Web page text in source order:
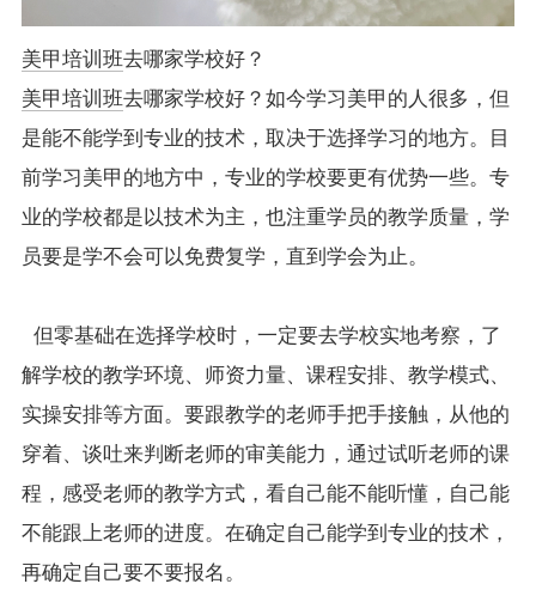
美甲培训班去哪家学校好？
美甲培训班去哪家学校好？如今学习美甲的人很多，但
是能不能学到专业的技术，取决于选择学习的地方。目
前学习美甲的地方中，专业的学校要更有优势一些。专
业的学校都是以技术为主，也注重学员的教学质量，学
员要是学不会可以免费复学，直到学会为止。
但零基础在选择学校时，一定要去学校实地考察，了
解学校的教学环境、师资力量、课程安排、教学模式、
实操安排等方面。要跟教学的老师手把手接触，从他的
穿着、谈吐来判断老师的审美能力，通过试听老师的课
程，感受老师的教学方式，看自己能不能听懂，自己能
不能跟上老师的进度。在确定自己能学到专业的技术，
再确定自己要不要报名。